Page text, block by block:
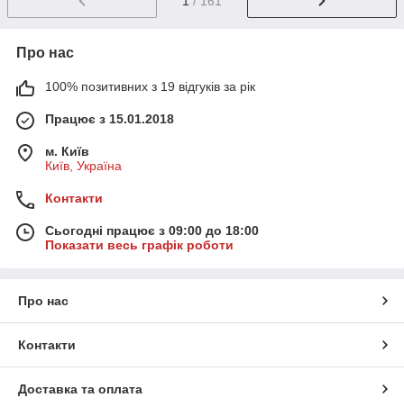
Про нас
100% позитивних з 19 відгуків за рік
Працює з 15.01.2018
м. Київ
Київ, Україна
Контакти
Сьогодні працює з 09:00 до 18:00
Показати весь графік роботи
Про нас
Контакти
Доставка та оплата